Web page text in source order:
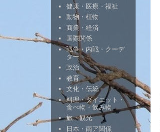
健康・医療・福祉
動物・植物
商業・経済
国際関係
戦争・内戦・クーデ
ター
政治
教育
文化・伝統
料理・ダイエット・
食べ物・飲み物
旅・観光
日本・南ア関係